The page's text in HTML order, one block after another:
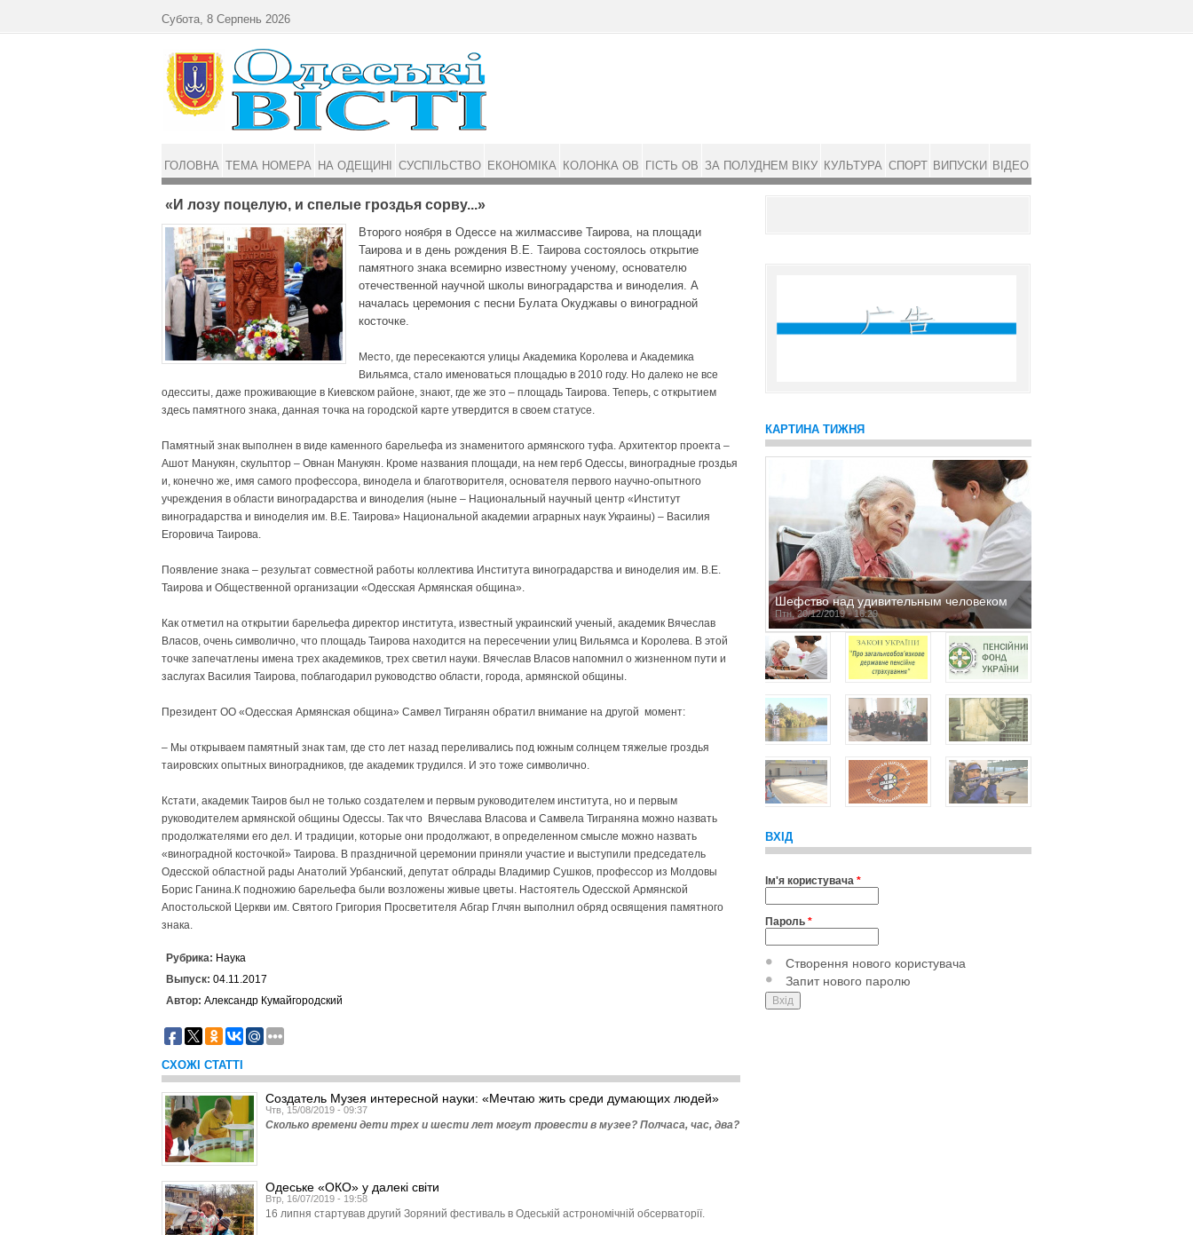
«И лозу поцелую, и спелые гроздья сорву...»
Второго ноября в Одессе на жилмассиве Таирова, на площади
Таирова и в день рождения В.Е. Таирова состоялось открытие
памятного знака всемирно известному ученому, основателю
отечественной научной школы виноградарства и виноделия. А
началась церемония с песни Булата Окуджавы о виноградной
косточке.
Место, где пересекаются улицы Акаде­мика Королева и Академика
Вильямса, стало именоваться площадью в 2010 году. Но далеко не все
одесситы, даже проживающие в Киевском районе, знают, где же это – площадь Таирова. Теперь, с открытием
здесь памятного знака, данная точка на городской карте утвердится в своем статусе.
Памятный знак выполнен в виде каменного барельефа из знаменитого армянского туфа. Архитектор проекта –
Ашот Манукян, скульптор – Овнан Манукян. Кроме названия площади, на нем герб Одессы, виноградные гроздья
и, конечно же, имя самого профессора, винодела и благотворителя, основателя первого научно-опытного
учреждения в области виноградарства и виноделия (ныне – Национальный научный центр «Институт
виноградарства и виноделия им. В.Е. Таирова» Национальной академии аграрных наук Украины) – Василия
Егоровича Таирова.
Появление знака – результат совместной работы коллектива Института вино­градарства и виноделия им. В.Е.
Таирова и Общественной организации «Одесская Армянская община».
Как отметил на открытии барельефа директор института, известный украинский ученый, академик Вячеслав
Власов, очень символично, что площадь Таирова находится на пересечении улиц Вильямса и Королева. В этой
точке запечатлены имена трех академиков, трех светил науки. Вячеслав Власов напомнил о жизненном пути и
заслугах Василия Таирова, поблагодарил руководство области, города, армянской общины.
Президент ОО «Одесская Армянская община» Самвел Тигранян обратил внимание на другой момент:
– Мы открываем памятный знак там, где сто лет назад переливались под южным солнцем тяжелые гроздья
таировских опытных виноградников, где академик трудился. И это тоже символично.
Кстати, академик Таиров был не только создателем и первым руководителем института, но и первым
руководителем армянской общины Одессы. Так что Вячеслава Власова и Самвела Тиграняна можно назвать
продолжателями его дел. И традиции, которые они продолжают, в определенном смысле можно назвать
«виноградной косточкой» Таирова. В праздничной церемонии приняли участие и выступили председатель
Одесской областной рады Анатолий Урбанский, депутат облрады Владимир Сушков, профессор из Молдовы
Борис Ганина.К подножию барельефа были возложены живые цветы. Настоятель Одесской Армянской
Апостольской Церкви им. Святого Григория Просветителя Абгар Глчян выполнил обряд освящения памятного
знака.
Рубрика: Наука
Выпуск: 04.11.2017
Автор: Александр Кумайгородский
СХОЖІ СТАТТІ
Создатель Музея интересной науки: «Мечтаю жить среди думающих людей»
Чтв, 15/08/2019 - 09:37
Сколько времени дети трех и шести лет могут провести в музее? Полчаса, час, два?
Одеське «ОКО» у далекі світи
Втр, 16/07/2019 - 19:58
16 липня стартував другий Зоряний фестиваль в Одеській астрономічній обсерваторії.
КАРТИНА ТИЖНЯ
Шефство над удивительным человеком
Птн, 20/12/2019 - 16:29
ВХІД
Ім'я користувача *
Пароль *
Створення нового користувача
Запит нового паролю
Субота, 8 Серпень 2026
ГОЛОВНА ТЕМА НОМЕРА НА ОДЕЩИНІ СУСПІЛЬСТВО ЕКОНОМІКА КОЛОНКА ОВ ГІСТЬ ОВ ЗА ПОЛУДНЕМ ВІКУ КУЛЬТУРА СПОРТ ВИПУСКИ ВІДЕО